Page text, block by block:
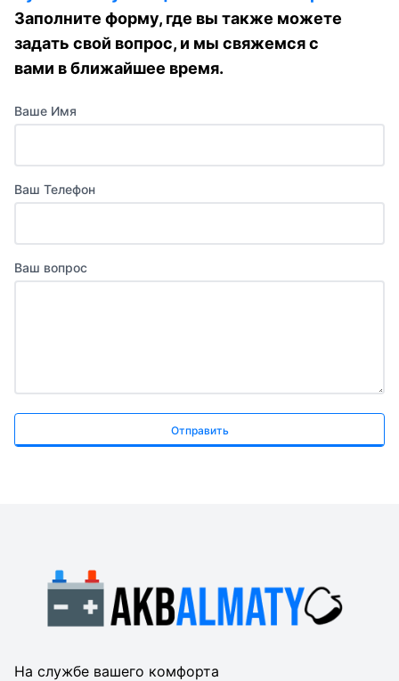
Заполните форму, где вы также можете
задать свой вопрос, и мы свяжемся с
вами в ближайшее время.
Ваше Имя
Ваш Телефон
Ваш вопрос
Отправить
На службе вашего комфорта